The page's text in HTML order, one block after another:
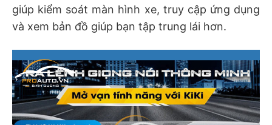
giúp kiểm soát màn hình xe, truy cập ứng dụng
và xem bản đồ giúp bạn tập trung lái hơn.